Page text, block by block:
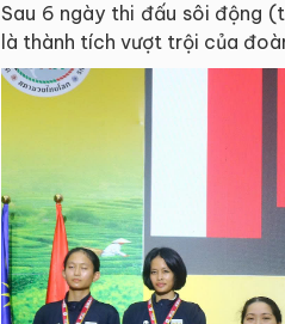
Sau 6 ngày thi đấu sôi động
là thành tích vượt trội của